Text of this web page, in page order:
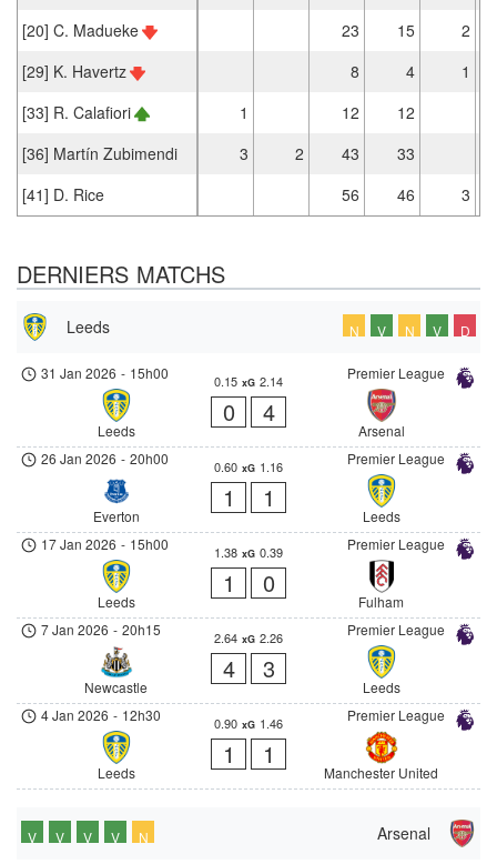
[20] C. Madueke 23 15
2
[29] K. Havertz
8 4
1
[33] R. Calafiori
1 12
12
[36] Martín Zubimendi
3 2 43
33
[41] D. Rice
56 46 3
DERNIERS MATCHS
Leeds N V N V D
Premier League
31 Jan 2026 - 15h00
Leeds
0.15 xG 2.14
0 4
Arsenal
Premier League
26 Jan 2026 - 20h00
Everton
0.60 xG 1.16
1 1
Leeds
Premier League
17 Jan 2026 - 15h00
Leeds
1.38 xG 0.39
1 0
Fulham
Premier League
7 Jan 2026 - 20h15
Newcastle
2.64 xG 2.26
4 3
Leeds
Premier League
4 Jan 2026 - 12h30
Leeds
0.90 xG 1.46
1 1
Manchester United
Arsenal
V V V V N